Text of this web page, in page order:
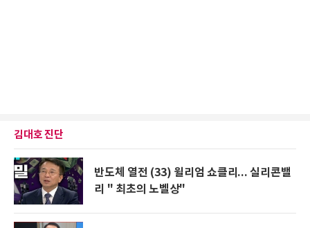
김대호 진단
반도체 열전 (33) 윌리엄 쇼클리... 실리콘밸
리 " 최초의 노벨상"